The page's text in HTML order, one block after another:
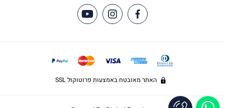
האתר מאובטח באמצעות פרוטוקול SSL